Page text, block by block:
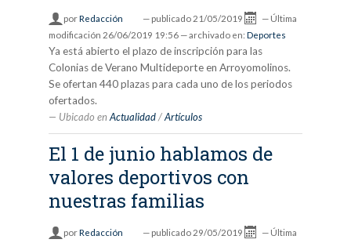
porRedacción — publicado 21/05/2019 — Última
modificación 26/06/2019 19:56 — archivado en: Deportes
Ya está abierto el plazo de inscripción para las
Colonias de Verano Multideporte en Arroyomolinos.
Se ofertan 440 plazas para cada uno de los periodos
ofertados.
Ubicado en Actualidad /Artículos
El 1 de junio hablamos de
valores deportivos con
nuestras familias
porRedacción — publicado 29/05/2019 — Última